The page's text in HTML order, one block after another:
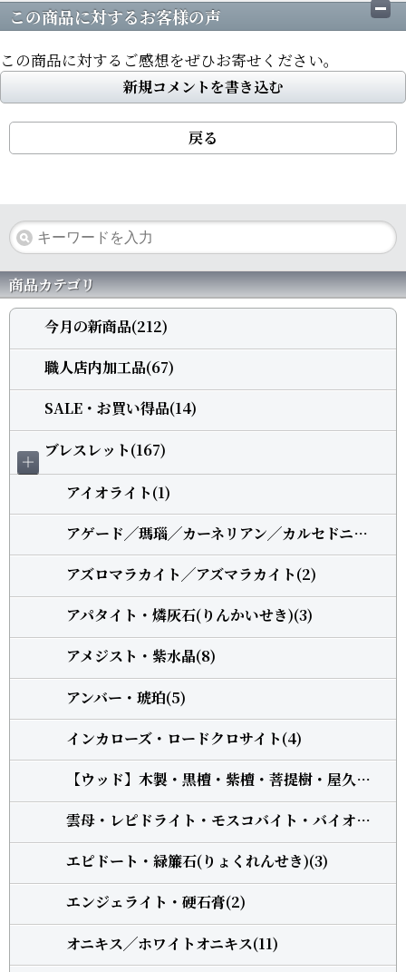
この商品に対するお客様の声
この商品に対するご感想をぜひお寄せください。
新規コメントを書き込む
戻る
商品カテゴリ
今月の新商品(212)
職人店内加工品(67)
SALE・お買い得品(14)
＋
ブレスレット(167)
アイオライト(1)
アゲード╱瑪瑙╱カーネリアン╱カルセドニー(5)
アズロマラカイト╱アズマラカイト(2)
アパタイト・燐灰石(りんかいせき)(3)
アメジスト・紫水晶(8)
アンバー・琥珀(5)
インカローズ・ロードクロサイト(4)
【ウッド】木製・黒檀・紫檀・菩提樹・屋久杉・柘植(13)
雲母・レピドライト・モスコバイト・バイオタイト(3)
エピドート・緑簾石(りょくれんせき)(3)
エンジェライト・硬石膏(2)
オニキス╱ホワイトオニキス(11)